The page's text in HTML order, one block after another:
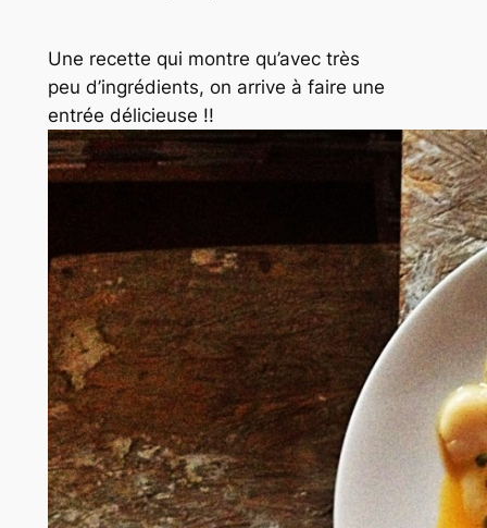
Une recette qui montre qu’avec très
peu d’ingrédients, on arrive à faire une
entrée délicieuse !!